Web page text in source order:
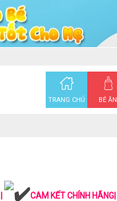
TRANG CHỦ BÉ ĂN
CAM KẾT CHÍNH HÃNG|